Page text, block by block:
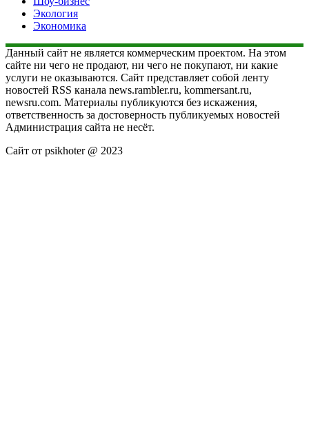
Экология
Экономика
Данный сайт не является коммерческим проектом. На этом
сайте ни чего не продают, ни чего не покупают, ни какие
услуги не оказываются. Сайт представляет собой ленту
новостей RSS канала news.rambler.ru, kommersant.ru,
newsru.com. Материалы публикуются без искажения,
ответственность за достоверность публикуемых новостей
Администрация сайта не несёт.
Сайт от psikhoter @ 2023